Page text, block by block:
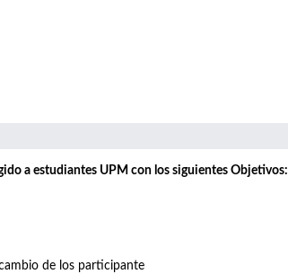
a estudiantes UPM con los siguientes Objetivos:
de los participante